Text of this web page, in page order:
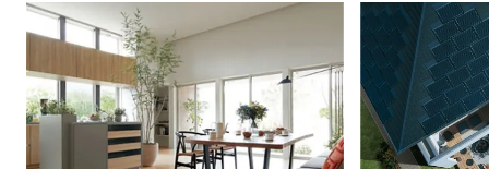
兵庫県
奈良県